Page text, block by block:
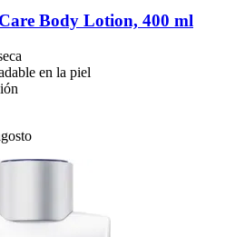
Body Lotion, 400 ml
en la piel